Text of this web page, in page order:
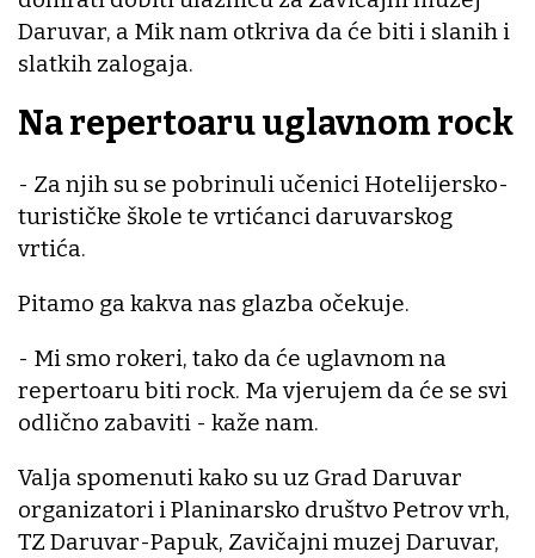
Daruvar, a Mik nam otkriva da će biti i slanih i
slatkih zalogaja.
Na repertoaru uglavnom rock
- Za njih su se pobrinuli učenici Hotelijersko-
turističke škole te vrtićanci daruvarskog
vrtića.
Pitamo ga kakva nas glazba očekuje.
- Mi smo rokeri, tako da će uglavnom na
repertoaru biti rock. Ma vjerujem da će se svi
odlično zabaviti - kaže nam.
Valja spomenuti kako su uz Grad Daruvar
organizatori i Planinarsko društvo Petrov vrh,
TZ Daruvar-Papuk, Zavičajni muzej Daruvar,